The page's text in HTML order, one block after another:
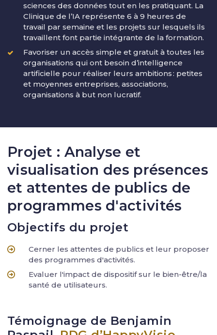
sciences des données tout en les pratiquant. La
Clinique de l’IA représente 6 à 9 heures de
travail par semaine et les projets sur lesquels ils
travaillent font partie intégrante de la formation.
Favoriser un accès simple et gratuit à toutes les
organisations qui ont besoin d’intelligence
artificielle pour réaliser leurs ambitions : petites
et moyennes entreprises, associations,
organisations à but non lucratif.
Projet : Analyse et
visualisation des présences
et attentes de publics de
programmes d'activités
Objectifs du projet
Cerner les attentes de publics et leur proposer
des programmes d'activités.
Evaluer l'impact de dispositif sur le bien-être/la
santé de utilisateurs.
Témoignage de Benjamin